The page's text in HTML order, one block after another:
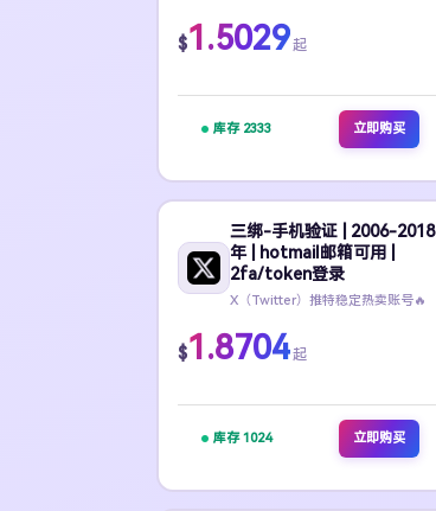
$1.5029起
库存 2333 立即购买
三绑-手机验证 | 2006-2018
年 | hotmail邮箱可用 |
2fa/token登录
X（Twitter）推特稳定热卖账号🔥
$1.8704起
库存 1024 立即购买